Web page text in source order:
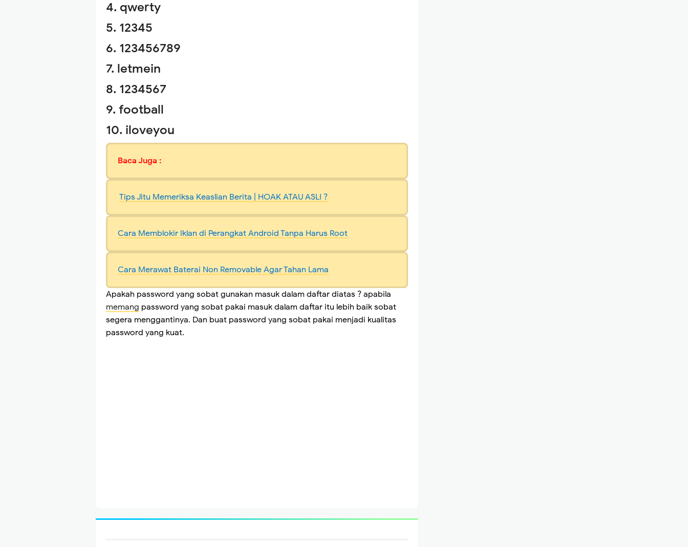
4. qwerty
5. 12345
6. 123456789
7. letmein
8. 1234567
9. football
10. iloveyou
Baca Juga :
Tips Jitu Memeriksa Keaslian Berita | HOAK ATAU ASLI ?
Cara Memblokir Iklan di Perangkat Android Tanpa Harus Root
Cara Merawat Baterai Non Removable Agar Tahan Lama
Apakah password yang sobat gunakan masuk dalam daftar diatas ? apabila
memang password yang sobat pakai masuk dalam daftar itu lebih baik sobat
segera menggantinya. Dan buat password yang sobat pakai menjadi kualitas
password yang kuat.